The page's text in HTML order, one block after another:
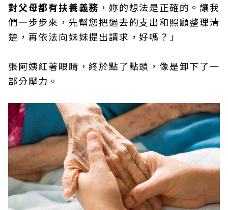
對父母都有扶養義務 ，妳的想法是正確的。讓我
們一步步來，先幫您把過去的支出和照顧整理清
楚，再依法向妹妹提出請求，好嗎？」
張阿姨紅著眼睛，終於點了點頭，像是卸下了一
部分壓力。